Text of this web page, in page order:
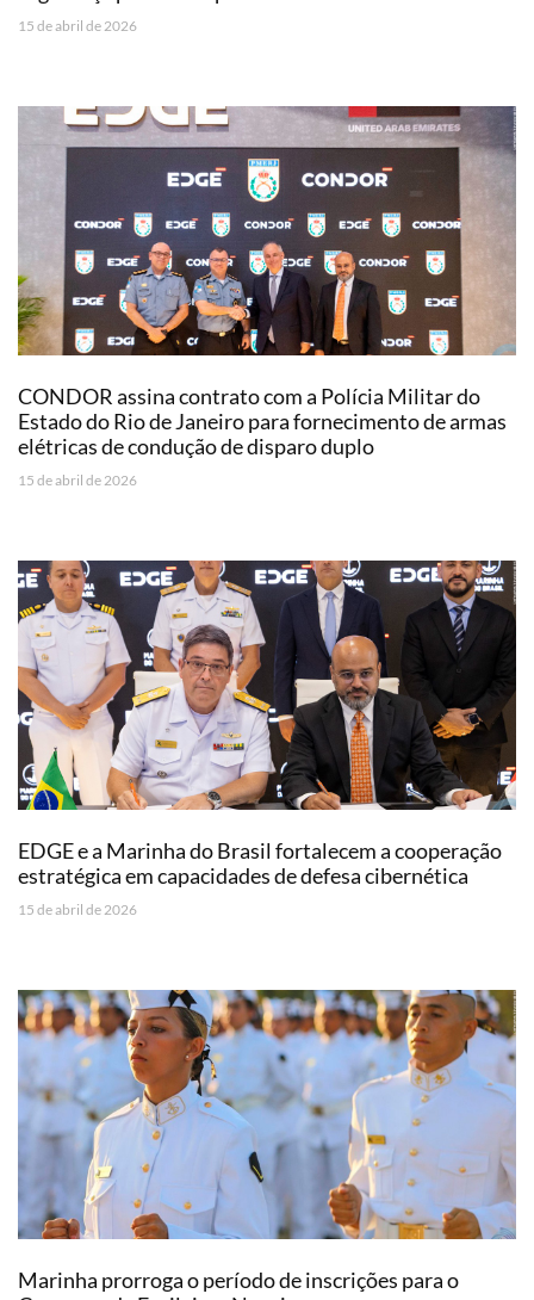
15 de abril de 2026
CONDOR assina contrato com a Polícia Militar do
Estado do Rio de Janeiro para fornecimento de armas
elétricas de condução de disparo duplo
15 de abril de 2026
EDGE e a Marinha do Brasil fortalecem a cooperação
estratégica em capacidades de defesa cibernética
15 de abril de 2026
Marinha prorroga o período de inscrições para o